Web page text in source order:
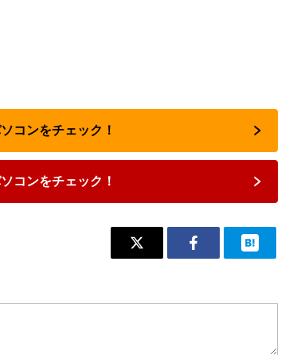
コンをチェック！
コンをチェック！